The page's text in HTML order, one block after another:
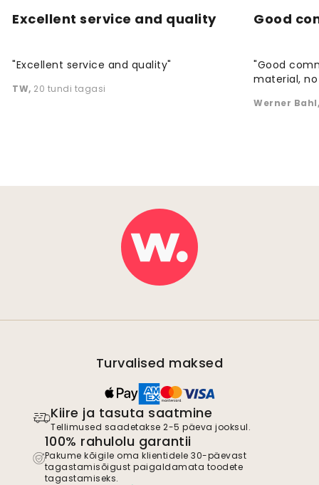
Excellent service and quality
"Excellent service and quality"
TW, 20 tundi tagasi
Good
"Good
material,
Werner Bahl
Turvalised maksed
Kiire ja tasuta saatmine
Tellimused saadetakse 2-5 päeva jooksul.
100% rahulolu garantii
Pakume kõigile oma klientidele 30-päevast
tagastamisõigust paigaldamata toodete
tagastamiseks.